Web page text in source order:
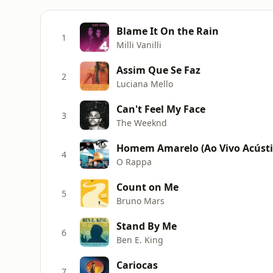
1 Blame It On the Rain
Milli Vanilli
2 Assim Que Se Faz
Luciana Mello
3 Can't Feel My Face
The Weeknd
4 Homem Amarelo (Ao Vivo
O Rappa
5 Count on Me
Bruno Mars
6 Stand By Me
Ben E. King
Cariocas